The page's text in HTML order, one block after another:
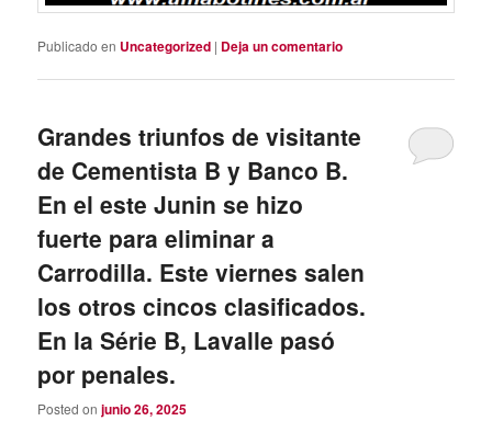
Publicado en Uncategorized | Deja un comentario
Grandes triunfos de visitante
de Cementista B y Banco B.
En el este Junin se hizo
fuerte para eliminar a
Carrodilla. Este viernes salen
los otros cincos clasificados.
En la Série B, Lavalle pasó
por penales.
Posted onjunio 26, 2025